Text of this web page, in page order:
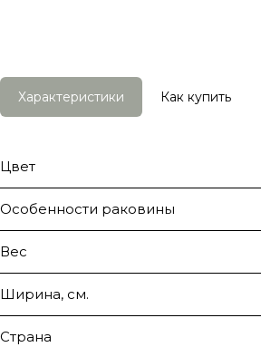
Характеристики Как купить
Цвет
Особенности раковины
Вес
Ширина, см.
Страна